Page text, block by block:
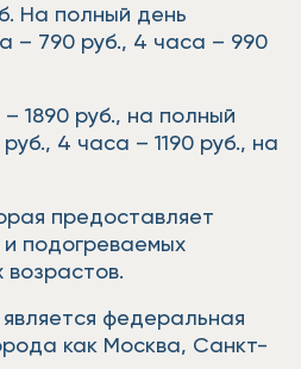
На полный день
– 790 руб., 4 часа – 990
1890 руб., на полный
4 часа – 1190 руб., на
предоставляет
подогреваемых
федеральная
как Москва, Санкт-